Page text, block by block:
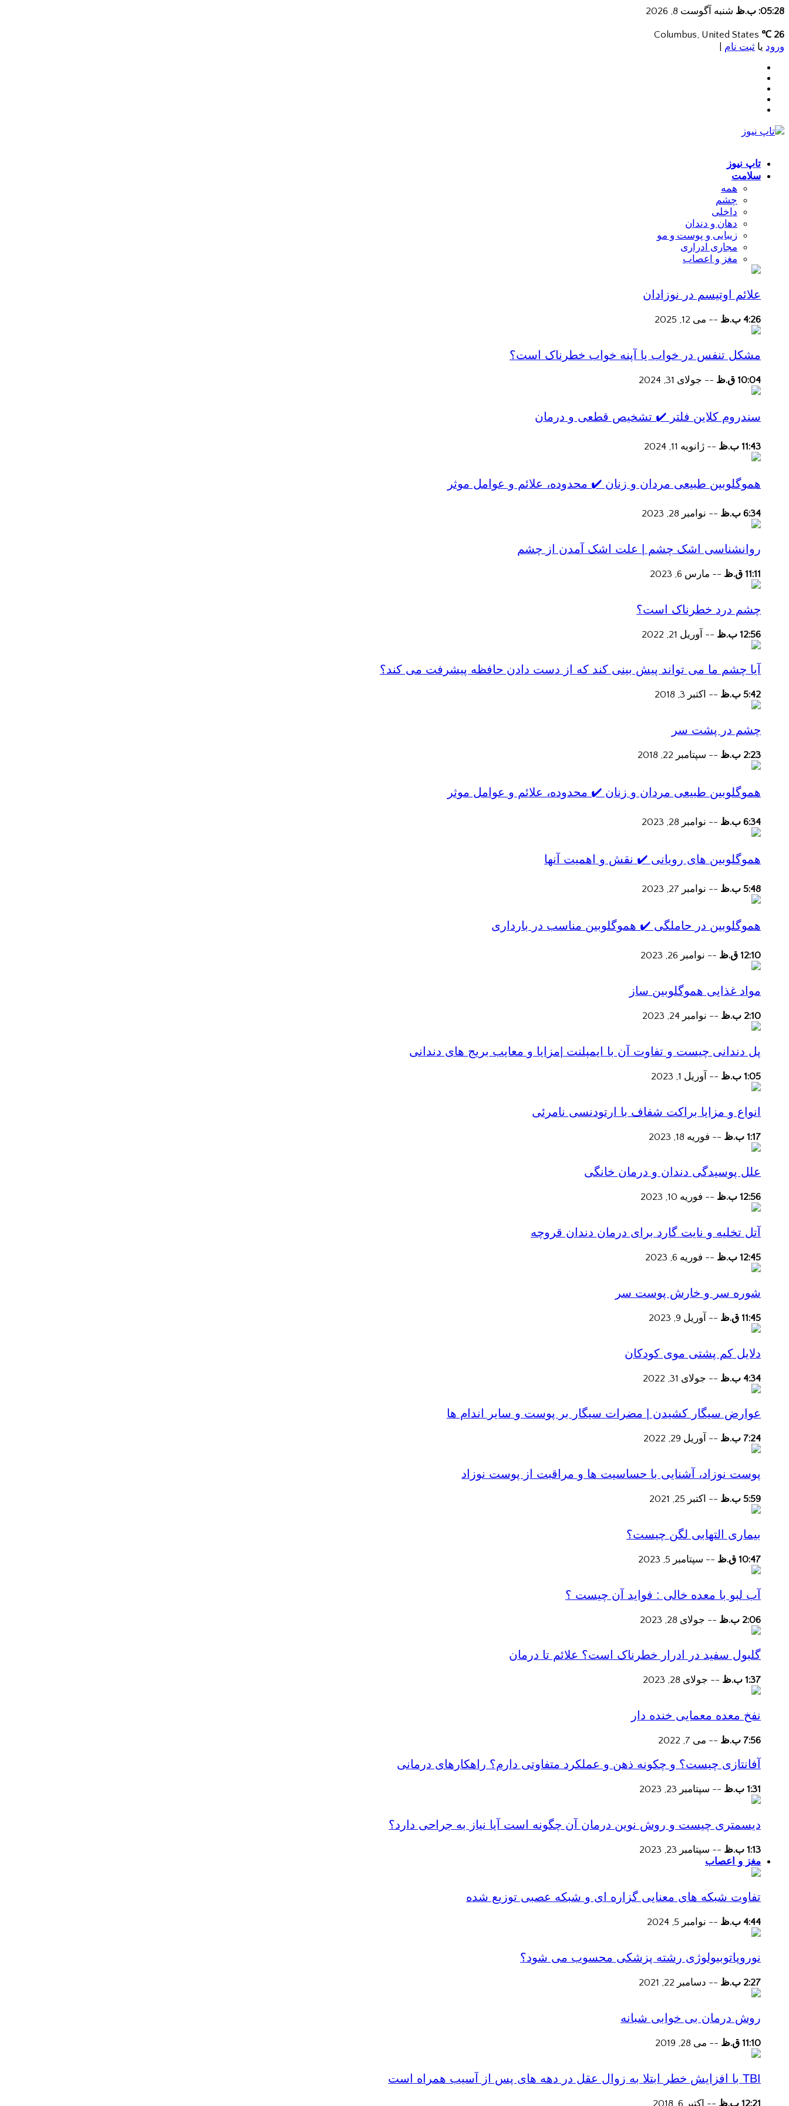
05:28: ب.ظ شنبه آگوست 8, 2026
26 ℃
ورود یا ثبت نام
تاپ نیوز
سلامت
همه
چشم
داخلی
دهان و دندان
زیبایی و پوست و مو
مجاری ادراری
مغز و اعصاب
علائم اوتیسم در نوزادان
4:26 ب.ظ -- می 12, 2025
مشکل تنفس در خواب یا آپنه خواب خطرناک است؟
10:04 ق.ظ -- جولای 31, 2024
سندروم کلاین فلتر ✔️ تشخیص قطعی و درمان
11:43 ب.ظ -- ژانویه 11, 2024
هموگلوبین طبیعی مردان و زنان ✔️ محدوده، علائم و عوامل موثر
6:34 ب.ظ -- نوامبر 28, 2023
روانشناسی اشک چشم | علت اشک آمدن از چشم
11:11 ق.ظ -- مارس 6, 2023
چشم درد خطرناک است؟
12:56 ب.ظ -- آوریل 21, 2022
آیا چشم ما می تواند پیش بینی کند که از دست دادن حافظه پیشرفت می کند؟
5:42 ب.ظ -- اکتبر 3, 2018
چشم در پشت سر
2:23 ب.ظ -- سپتامبر 22, 2018
هموگلوبین طبیعی مردان و زنان ✔️ محدوده، علائم و عوامل موثر
6:34 ب.ظ -- نوامبر 28, 2023
هموگلوبین های رویانی ✔️ نقش و اهمیت آنها
5:48 ب.ظ -- نوامبر 27, 2023
هموگلوبین در حاملگی ✔️ هموگلوبین مناسب در بارداری
12:10 ق.ظ -- نوامبر 26, 2023
مواد غذایی هموگلوبین ساز
2:10 ب.ظ -- نوامبر 24, 2023
پل دندانی چیست و تفاوت آن با ایمپلنت |مزایا و معایب بریج های دندانی
1:05 ب.ظ -- آوریل 1, 2023
انواع و مزایا براکت شفاف با ارتودنسی نامرئی
1:17 ب.ظ -- فوریه 18, 2023
علل پوسیدگی دندان و درمان خانگی
12:56 ب.ظ -- فوریه 10, 2023
آتل تخلیه و نایت گارد برای درمان دندان قروچه
12:45 ب.ظ -- فوریه 6, 2023
شوره سر و خارش پوست سر
11:45 ق.ظ -- آوریل 9, 2023
دلایل کم پشتی موی کودکان
4:34 ب.ظ -- جولای 31, 2022
عوارض سیگار کشیدن | مضرات سیگار بر پوست و سایر اندام ها
7:24 ب.ظ -- آوریل 29, 2022
پوست نوزاد، آشنایی با حساسیت ها و مراقبت از پوست نوزاد
5:59 ب.ظ -- اکتبر 25, 2021
بیماری التهابی لگن چیست؟
10:47 ق.ظ -- سپتامبر 5, 2023
آب لبو با معده خالی : فواید آن چیست ؟
2:06 ب.ظ -- جولای 28, 2023
گلبول سفید در ادرار خطرناک است؟ علائم تا درمان
1:37 ب.ظ -- جولای 28, 2023
نفخ معده معمایی خنده دار
7:56 ب.ظ -- می 7, 2022
آفانتازی چیست؟ و چکونه ذهن و عملکرد متفاوتی دارم؟ راهکارهای درمانی
1:31 ب.ظ -- سپتامبر 23, 2023
دیسمتری چیست و روش نوین درمان آن چگونه است آیا نیاز به جراحی دارد؟
1:13 ب.ظ -- سپتامبر 23, 2023
مغز و اعصاب
تفاوت شبکه های معنایی گزاره ای و شبکه عصبی توزیع شده
4:44 ب.ظ -- نوامبر 5, 2024
نوروپاتوبیولوژی رشته پزشکی محسوب می شود؟
2:27 ب.ظ -- دسامبر 22, 2021
روش درمان بی خوابی شبانه
11:10 ق.ظ -- می 28, 2019
TBI با افزایش خطر ابتلا به زوال عقل در دهه های پس از آسیب همراه است
12:21 ب.ظ -- اکتبر 6, 2018